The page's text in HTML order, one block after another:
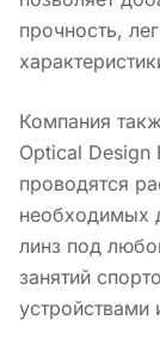
прочность,
Компания
Optical
проводятся
необходимых
линз под
занятий
устройствами